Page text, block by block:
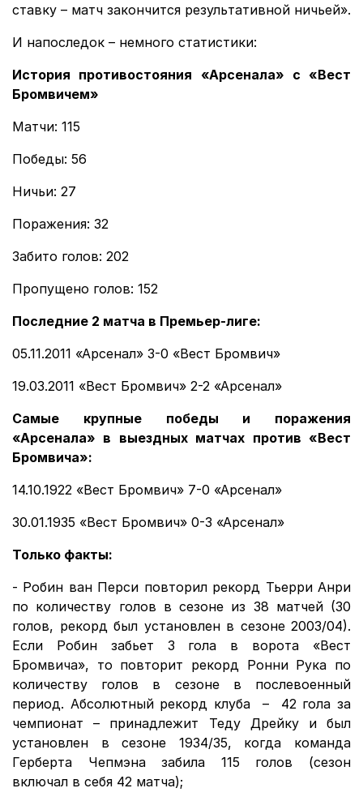
ставку – матч закончится результативной ничьей».
И напоследок – немного статистики:
История противостояния «Арсенала» с «Вест
Бромвичем»
Матчи: 115
Победы: 56
Ничьи: 27
Поражения: 32
Забито голов: 202
Пропущено голов: 152
Последние 2 матча в Премьер-лиге:
05.11.2011 «Арсенал» 3-0 «Вест Бромвич»
19.03.2011 «Вест Бромвич» 2-2 «Арсенал»
Самые крупные победы и поражения
«Арсенала» в выездных матчах против «Вест
Бромвича»:
14.10.1922 «Вест Бромвич» 7-0 «Арсенал»
30.01.1935 «Вест Бромвич» 0-3 «Арсенал»
Только факты:
- Робин ван Перси повторил рекорд Тьерри Анри
по количеству голов в сезоне из 38 матчей (30
голов, рекорд был установлен в сезоне 2003/04).
Если Робин забьет 3 гола в ворота «Вест
Бромвича», то повторит рекорд Ронни Рука по
количеству голов в сезоне в послевоенный
период. Абсолютный рекорд клуба – 42 гола за
чемпионат – принадлежит Теду Дрейку и был
установлен в сезоне 1934/35, когда команда
Герберта Чепмэна забила 115 голов (сезон
включал в себя 42 матча);